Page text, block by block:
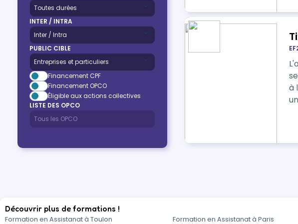
INTER / INTRA
PUBLIC CIBLE
Financement CPF
Financement OPCO
Éligible aux actions collectives
LISTE DES OPCO
à
Découvrir plus de formations !
Formation en Assistanat à Toulon Formation en Assistanat à Paris